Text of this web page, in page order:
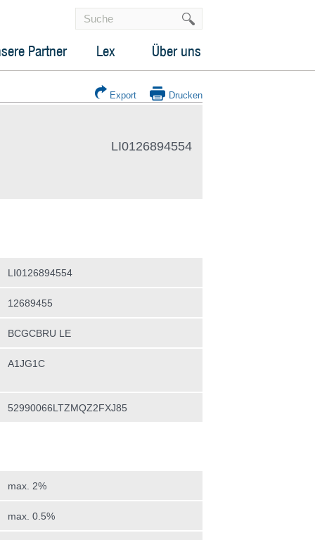
Partner Lex Über uns
Export Drucken
LI0126894554
LI0126894554
12689455
BCGCBRU LE
A1JG1C
52990066LTZMQZ2FXJ85
max. 2%
max. 0.5%